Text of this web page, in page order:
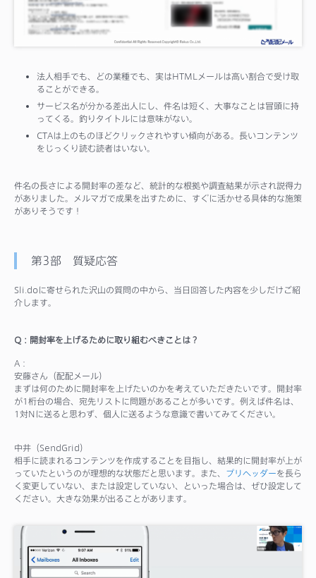
法人相手でも、どの業種でも、実はHTMLメールは高い割合で受け取
ることができる。
サービス名が分かる差出人にし、件名は短く、大事なことは冒頭に持
ってくる。釣りタイトルには意味がない。
CTAは上のものほどクリックされやすい傾向がある。長いコンテンツ
をじっくり読む読者はいない。
件名の長さによる開封率の差など、統計的な根拠や調査結果が示され説得力
がありました。メルマガで成果を出すために、すぐに活かせる具体的な施策
がありそうです！
第3部 質疑応答
Sli.doに寄せられた沢山の質問の中から、当日回答した内容を少しだけご紹
介します。
Q：開封率を上げるために取り組むべきことは？
A：
安藤さん（配配メール）
まずは何のために開封率を上げたいのかを考えていただきたいです。開封率
が1桁台の場合、宛先リストに問題があることが多いです。例えば件名は、
1対Nに送ると思わず、個人に送るような意識で書いてみてください。
中井（SendGrid）
相手に読まれるコンテンツを作成することを目指し、結果的に開封率が上が
っていたというのが理想的な状態だと思います。また、 プリヘッダーを長ら
く変更していない、または設定していない、といった場合は、ぜひ設定して
ください。大きな効果が出ることがあります。